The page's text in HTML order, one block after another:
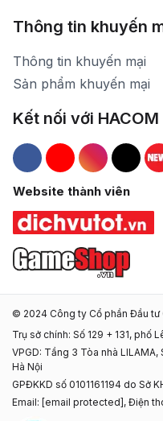
Thông tin khuyến
Thông tin khuyến mại
Sản phẩm khuyến mại
Kết nối với HACOM
Hacom Facebook
HacomHacom
Website thành viên
© 2024 Công ty Cổ phần Đầu tư
Trụ sở chính: Số 129 + 131, phố
VPGD: Tầng 3 Tòa nhà
Hà Nội
GPĐKKD số 0101161194 do Sở
Email: [email protected] , Điện